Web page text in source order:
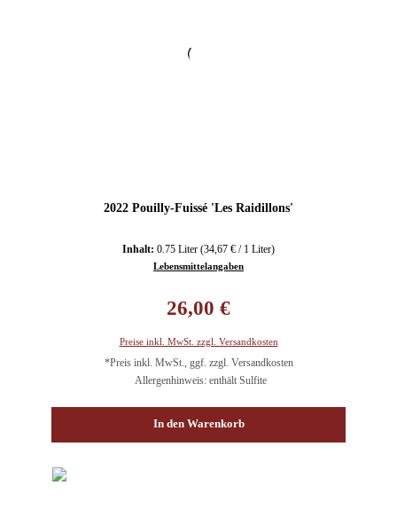
2022 Pouilly-Fuissé 'Les Raidillons'
Inhalt: 0.75 Liter (34,67 € / 1 Liter)
Lebensmittelangaben
26,00 €
Preise inkl. MwSt. zzgl. Versandkosten
*Preis inkl. MwSt., ggf. zzgl. Versandkosten
Allergenhinweis: enthält Sulfite
In den Warenkorb